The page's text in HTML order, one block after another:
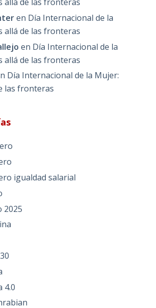
en Día Internacional de la
allá de las fronteras
en Día Internacional de la
allá de las fronteras
Día Internacional de la Mujer:
las fronteras
igualdad salarial
2025
4.0